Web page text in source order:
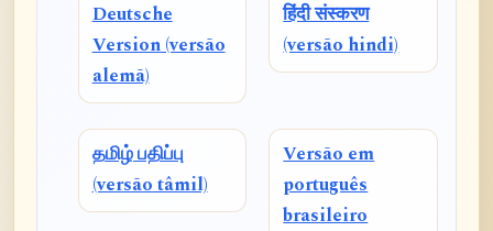
Deutsche
Version (versão
alemã)
हिंदी संस्करण
(versão hindi)
தமிழ் பதிப்பு
(versão tâmil)
Versão em
português
brasileiro